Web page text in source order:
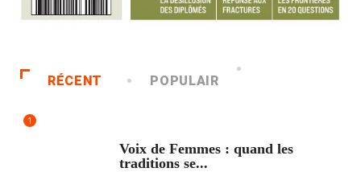
RÉCENT POPULAIR
1
Voix de Femmes : quand les
traditions se...